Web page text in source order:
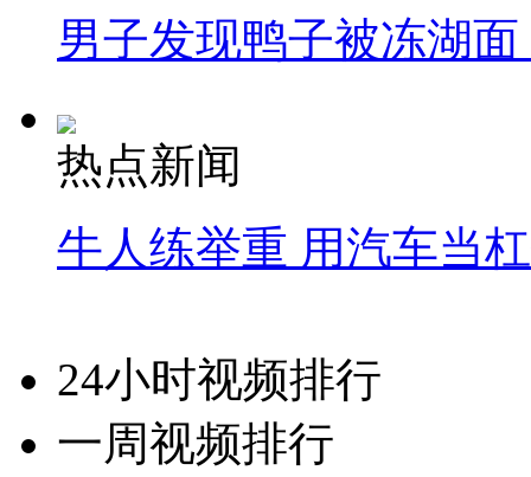
男子发现鸭子被冻湖
热点新闻
牛人练举重 用汽车当
24小时视频排行
一周视频排行